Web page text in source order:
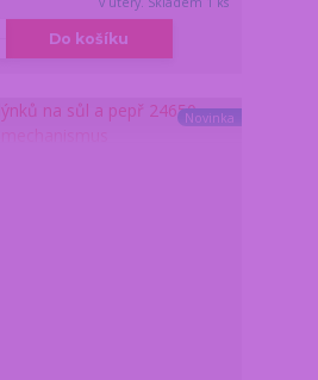
Do košíku
Novinka